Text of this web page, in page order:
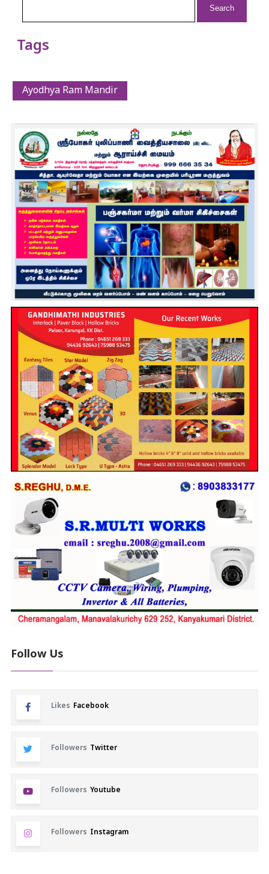
Tags
Ayodhya Ram Mandir
Follow Us
Likes Facebook
Followers Twitter
Followers Youtube
Followers Instagram